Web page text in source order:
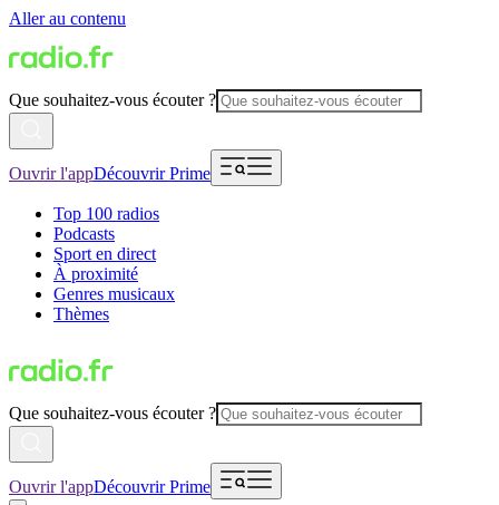
Aller au contenu
Que souhaitez-vous écouter ?
Ouvrir l'appDécouvrir Prime
Top 100 radios
Podcasts
Sport en direct
À proximité
Genres musicaux
Thèmes
Que souhaitez-vous écouter ?
Ouvrir l'appDécouvrir Prime